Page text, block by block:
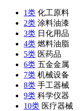
1类 化工原料
2类 涂料油漆
3类 日化用品
4类 燃料油脂
5类 医药品
6类 五金金属
7类 机械设备
8类 手工器械
9类 科学仪器
10类 医疗器械